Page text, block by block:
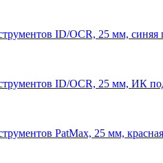
ID/OCR, 25 мм, синяя
ID/OCR, 25 мм, ИК
PatMax, 25 мм,